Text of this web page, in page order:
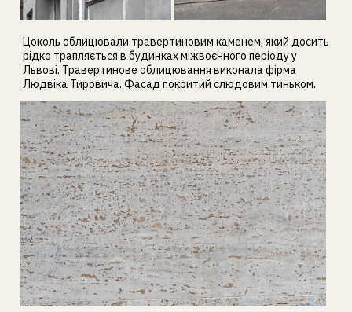
Цоколь облицювали травертиновим каменем, який досить
рідко трапляється в будинках міжвоєнного періоду у
Львові. Травертинове облицювання виконала фірма
Людвіка Тировича. Фасад покритий слюдовим тиньком.